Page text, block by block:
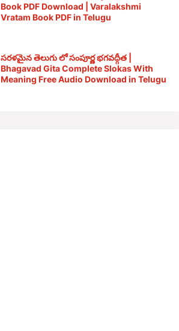
Book PDF Download | Varalakshmi
Vratam Book PDF in Telugu
సరళమైన తెలుగు లో సంపూర్ణ భగవద్గీత |
Bhagavad Gita Complete Slokas With
Meaning Free Audio Download in Telugu